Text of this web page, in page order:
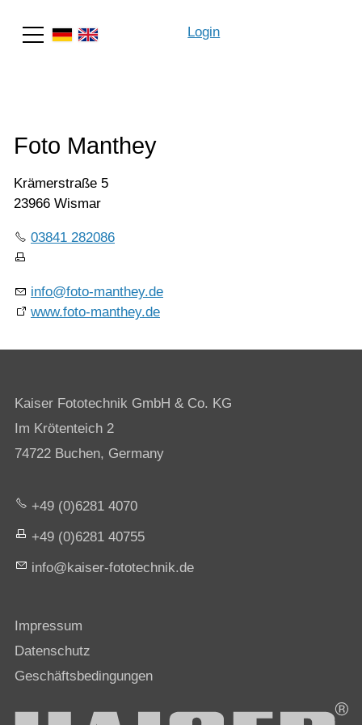
Login
Foto Manthey
Krämerstraße 5
23966 Wismar
03841 282086
info@foto-manthey.de
www.foto-manthey.de
Kaiser Fototechnik GmbH & Co. KG
Im Krötenteich 2
74722 Buchen, Germany
+49 (0)6281 4070
+49 (0)6281 40755
nf
k s r-f t t chn k d
Impressum
Datenschutz
Geschäftsbedingungen